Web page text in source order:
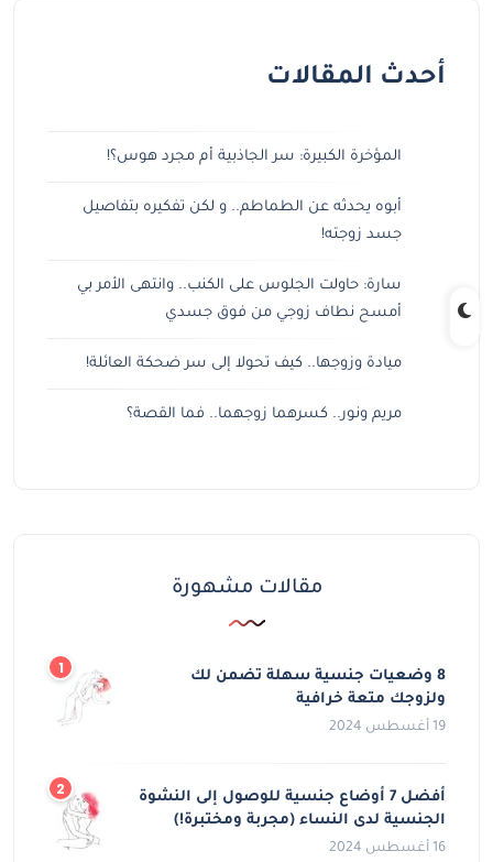
أحدث المقالات
المؤخرة الكبيرة: سر الجاذبية أم مجرد هوس؟!
أبوه يحدثه عن الطماطم.. و لكن تفكيره بتفاصيل
جسد زوجته!
سارة: حاولت الجلوس على الكنب.. وانتهى الأمر بي
أمسح نطاف زوجي من فوق جسدي
ميادة وزوجها.. كيف تحولا إلى سر ضحكة العائلة!
مريم ونور.. كسرهما زوجهما.. فما القصة؟
مقالات مشهورة
8 وضعيات جنسية سهلة تضمن لك
ولزوجك متعة خرافية
19 أغسطس 2024
أفضل 7 أوضاع جنسية للوصول إلى النشوة
الجنسية لدى النساء (مجربة ومختبرة!)
16 أغسطس 2024